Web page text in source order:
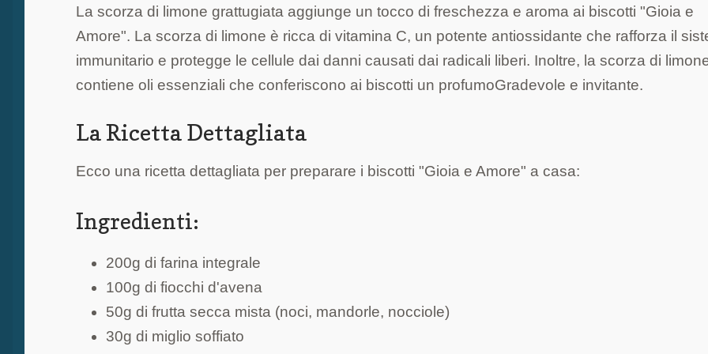
La scorza di limone grattugiata aggiunge un tocco di freschezza e aroma ai biscotti "Gioia e
Amore". La scorza di limone è ricca di vitamina C, un potente antiossidante che rafforza il
immunitario e protegge le cellule dai danni causati dai radicali liberi. Inoltre, la scorza di
contiene oli essenziali che conferiscono ai biscotti un profumoGradevole e invitante.
La Ricetta Dettagliata
Ecco una ricetta dettagliata per preparare i biscotti "Gioia e Amore" a casa:
Ingredienti:
200g di farina integrale
100g di fiocchi d'avena
50g di frutta secca mista (noci, mandorle, nocciole)
30g di miglio soffiato